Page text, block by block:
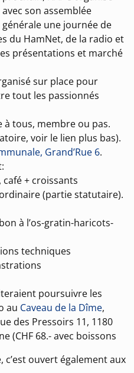
avec son assemblée
générale une journée de
du HamNet, de la radio et
présentations et marché
sur place pour
tout les passionnés
tous, membre ou pas.
voir le lien plus bas).
Grand’Rue 6.
+ croissants
(partie statutaire).
à l’os-gratin-haricots-
techniques
poursuivre les
au Caveau de la Dîme,
des Pressoirs 11, 1180
(CHF 68.- avec boissons
c’est ouvert également aux